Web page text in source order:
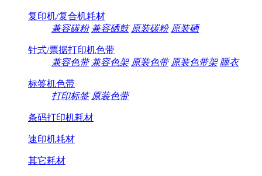
复印机/复合机耗材
兼容碳粉 兼容硒鼓 原装碳粉 原装硒
针式/票据打印机色带
兼容色带 兼容色架 原装色带 原装色带架 睡衣
标签机色带
打印标签 原装色带
条码打印机耗材
速印机耗材
其它耗材